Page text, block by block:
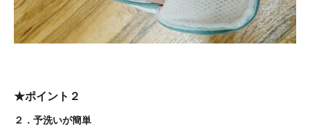
★ポイント２
２．予洗いが簡単